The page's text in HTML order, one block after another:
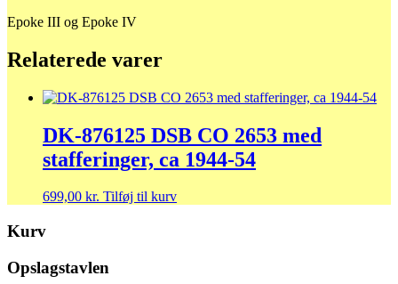
Epoke III og Epoke IV
Relaterede varer
DK-876125 DSB CO 2653 med
stafferinger, ca 1944-54
699,00 kr. Tilføj til kurv
Kurv
Opslagstavlen